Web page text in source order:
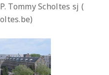
Tommy Scholtes sj (